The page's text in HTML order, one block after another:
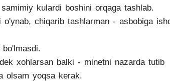
kulardi boshini orqaga tashlab.
chiqarib tashlarman - asbobiga
xohlarsan balki - minetni nazarda tutib
olsam yoqsa kerak.